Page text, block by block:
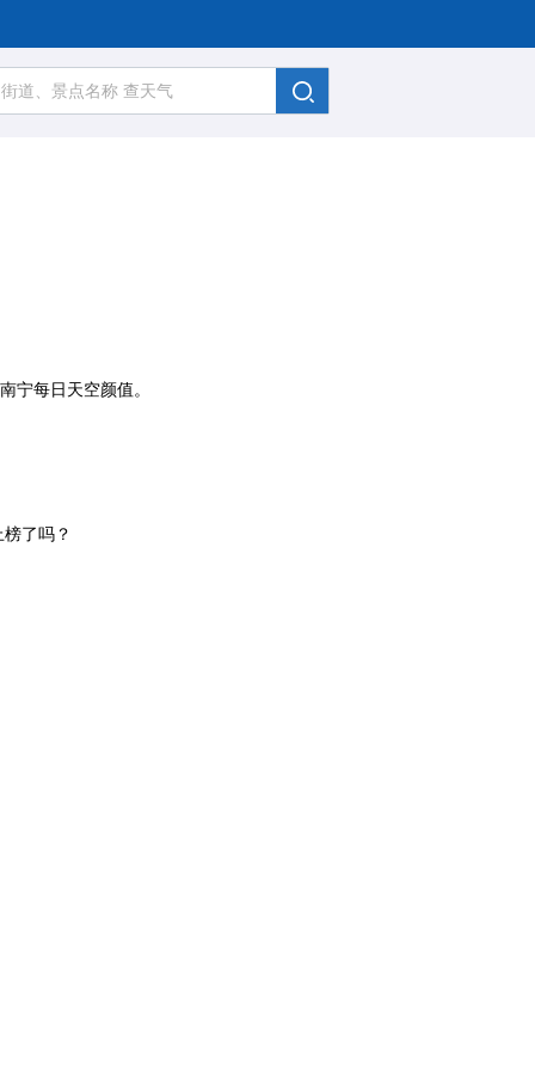
宁每日天空颜值。
了吗？